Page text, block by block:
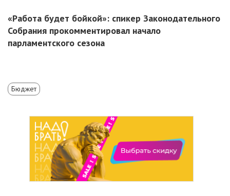
«Работа будет бойкой»: спикер Законодательного
Собрания прокомментировал начало
парламентского сезона
Бюджет